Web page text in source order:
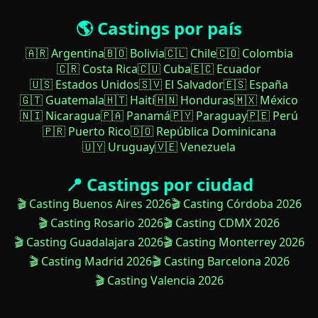
🌎 Castings por país
🇦🇷 Argentina🇧🇴 Bolivia🇨🇱 Chile🇨🇴 Colombia
🇨🇷 Costa Rica🇨🇺 Cuba🇪🇨 Ecuador
🇺🇸 Estados Unidos🇸🇻 El Salvador🇪🇸 España
🇬🇹 Guatemala🇭🇹 Haití🇭🇳 Honduras🇲🇽 México
🇳🇮 Nicaragua🇵🇦 Panamá🇵🇾 Paraguay🇵🇪 Perú
🇵🇷 Puerto Rico🇩🇴 República Dominicana
🇺🇾 Uruguay🇻🇪 Venezuela
📍 Castings por ciudad
🎬 Casting Buenos Aires 2026🎬 Casting Córdoba 2026
🎬 Casting Rosario 2026🎬 Casting CDMX 2026
🎬 Casting Guadalajara 2026🎬 Casting Monterrey 2026
🎬 Casting Madrid 2026🎬 Casting Barcelona 2026
🎬 Casting Valencia 2026